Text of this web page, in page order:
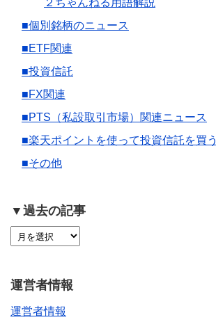
２ちゃんねる用語解説
■個別銘柄のニュース
■ETF関連
■投資信託
■FX関連
■PTS（私設取引市場）関連ニュース
■楽天ポイントを使って投資信託を買う
■その他
▼過去の記事
運営者情報
運営者情報